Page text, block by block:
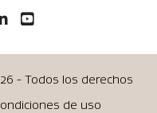
- Todos los derechos
de uso